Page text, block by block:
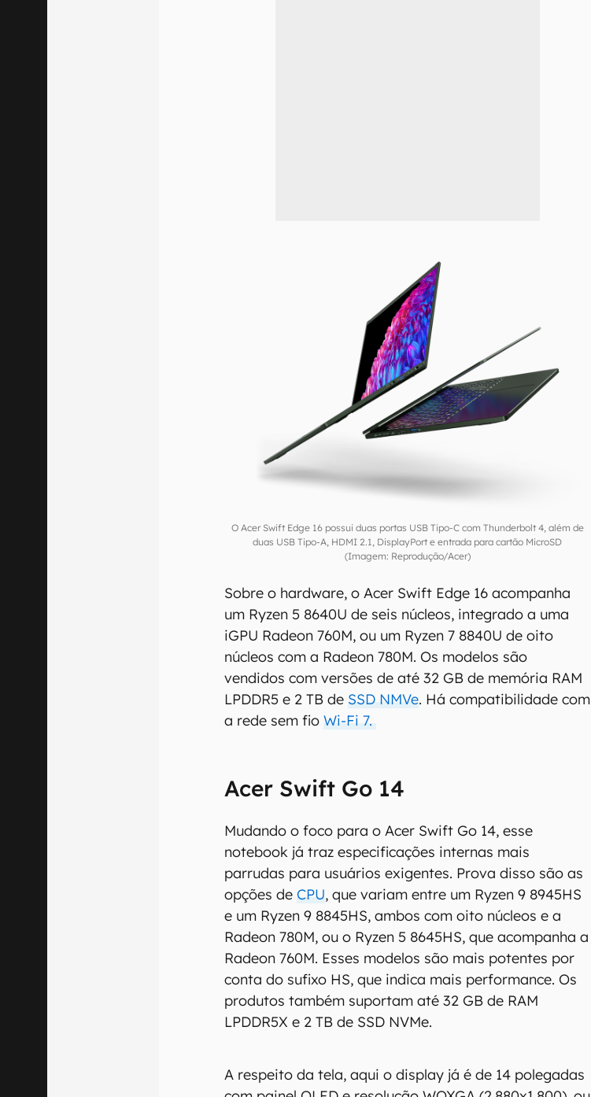
O Acer Swift Edge 16 possui duas portas USB Tipo-C com Thunderbolt 4, além de
duas USB Tipo-A, HDMI 2.1, DisplayPort e entrada para cartão MicroSD
(Imagem: Reprodução/Acer)
Sobre o hardware, o Acer Swift Edge 16 acompanha
um Ryzen 5 8640U de seis núcleos, integrado a uma
iGPU Radeon 760M, ou um Ryzen 7 8840U de oito
núcleos com a Radeon 780M. Os modelos são
vendidos com versões de até 32 GB de memória RAM
LPDDR5 e 2 TB de SSD NMVe. Há compatibilidade com
a rede sem fioWi-Fi 7.
Acer Swift Go 14
Mudando o foco para o Acer Swift Go 14, esse
notebook já traz especificações internas mais
parrudas para usuários exigentes. Prova disso são as
opções deCPU, que variam entre um Ryzen 9 8945HS
e um Ryzen 9 8845HS, ambos com oito núcleos e a
Radeon 780M, ou o Ryzen 5 8645HS, que acompanha a
Radeon 760M. Esses modelos são mais potentes por
conta do sufixo HS, que indica mais performance. Os
produtos também suportam até 32 GB de RAM
LPDDR5X e 2 TB de SSD NVMe.
A respeito da tela, aqui o display já é de 14 polegadas